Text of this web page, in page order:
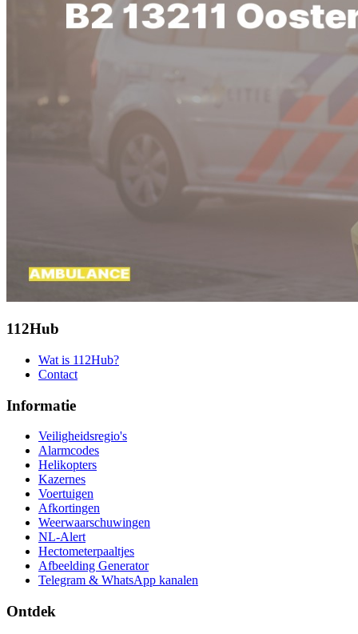
112Hub
Wat is 112Hub?
Contact
Informatie
Veiligheidsregio's
Alarmcodes
Helikopters
Kazernes
Voertuigen
Afkortingen
Weerwaarschuwingen
NL-Alert
Hectometerpaaltjes
Afbeelding Generator
Telegram & WhatsApp kanalen
Ontdek